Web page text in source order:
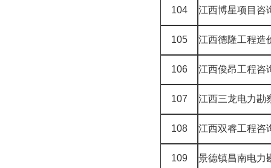
104 江西博星项目咨
105 江西德隆工程造
106 江西俊昂工程咨
107 江西三龙电力勘
108 江西双睿工程咨
109 景德镇昌南电力